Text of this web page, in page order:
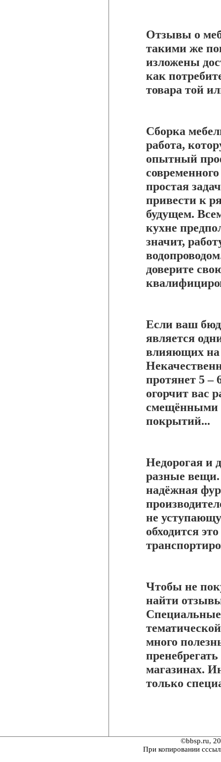
Отзывы о
такими же
изложены
как
товара той
Сборка
работа,
опытный
простая
привести к
будущем.
кухне
значит,
доверите
Если ваш
является
влияющих на
протянет 5 –
огорчит вас
смещёнными
покрытий...
Недорогая и
разные
надёжная
не
обходится
Чтобы не
найти
много
магазинах.
только
©bbsp.ru,
При копировании